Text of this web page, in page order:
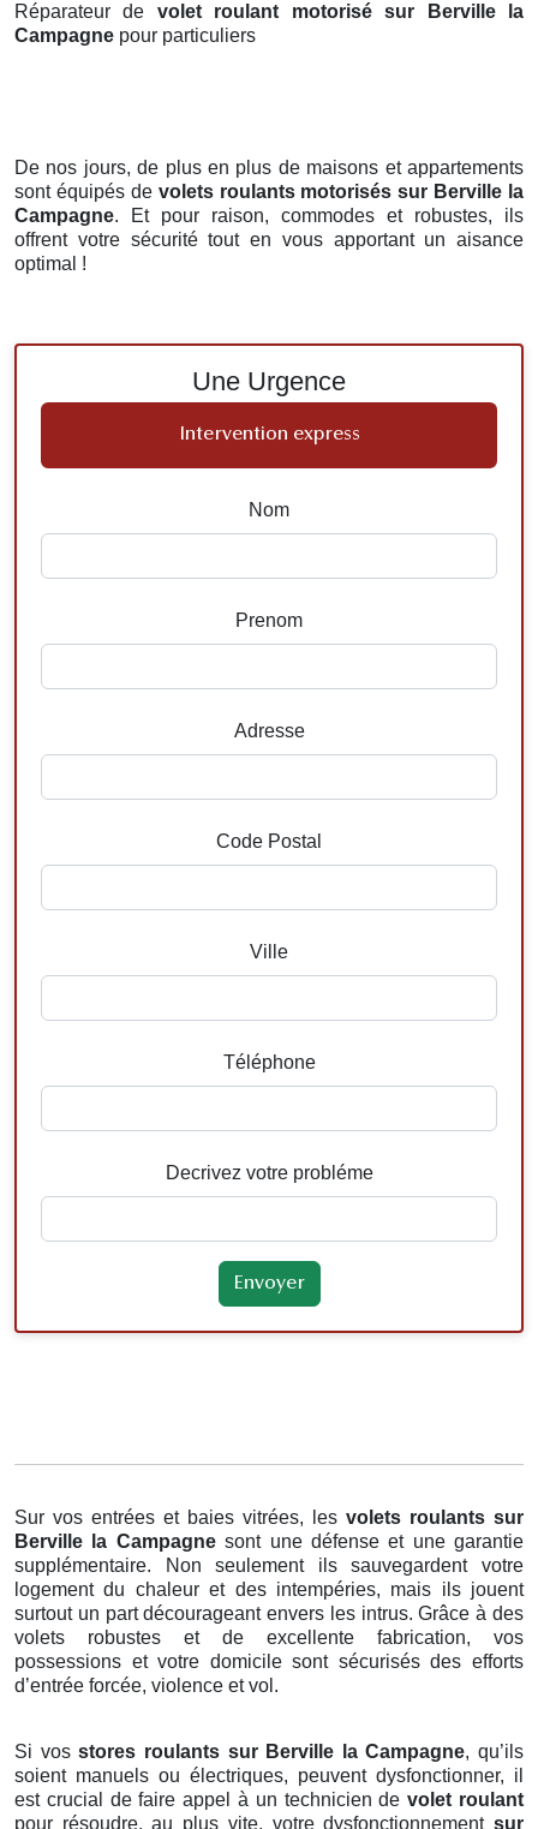
Réparateur de volet roulant motorisé sur Berville la
Campagne pour particuliers
De nos jours, de plus en plus de maisons et appartements
sont équipés de volets roulants motorisés sur Berville la
Campagne. Et pour raison, commodes et robustes, ils
offrent votre sécurité tout en vous apportant un aisance
optimal !
Une Urgence
Intervention express
Nom
Prenom
Adresse
Code Postal
Ville
Téléphone
Decrivez votre probléme
Sur vos entrées et baies vitrées, les volets roulants sur
Berville la Campagnesont une défense et une garantie
supplémentaire. Non seulement ils sauvegardent votre
logement du chaleur et des intempéries, mais ils jouent
surtout un part décourageant envers les intrus. Grâce à des
volets robustes et de excellente fabrication, vos
possessions et votre domicile sont sécurisés des efforts
d’entrée forcée, violence et vol.
Si vosstores roulants sur Berville la Campagne, qu’ils
soient manuels ou électriques, peuvent dysfonctionner, il
est crucial de faire appel à un technicien devolet roulant
pour résoudre, au plus vite, votre dysfonctionnement sur